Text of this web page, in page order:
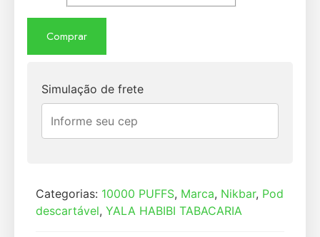
Comprar
Simulação de frete
Categorias: 10000 PUFFS, Marca, Nikbar, Pod
descartável, YALA HABIBI TABACARIA